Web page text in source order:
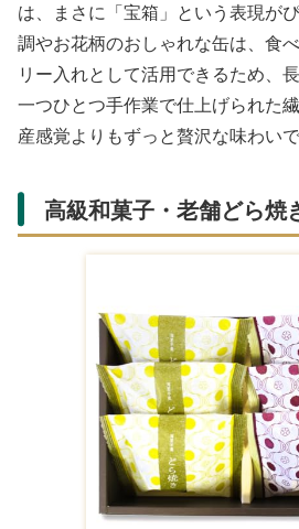
は、まさに「宝箱」という表現が
調やお花柄のおしゃれな缶は、食
リー入れとして活用できるため、
一つひとつ手作業で仕上げられた
産感覚よりもずっと贅沢な味わいで
高級和菓子・老舗どら焼